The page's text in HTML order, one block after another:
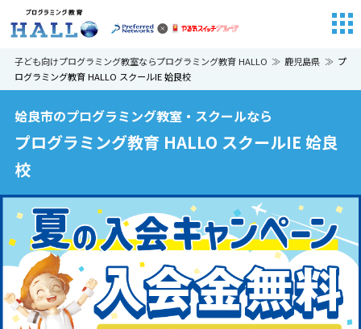
子ども向けプログラミング教室ならプログラミング教育 HALLO 鹿児島県
プ
ログラミング教育 HALLO スクールIE 姶良校
姶良市のプログラミング教室・スクールなら
プログラミング教育 HALLO スクールIE 姶良
校